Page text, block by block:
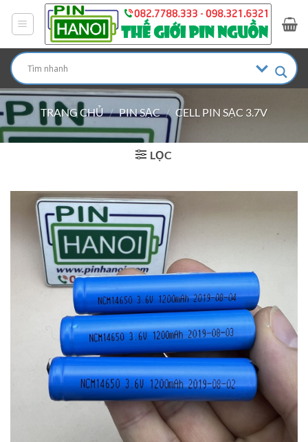
dung
TRANG CHỦ / PIN SẠC / CELL PIN SẠC 3.7V
LỌC